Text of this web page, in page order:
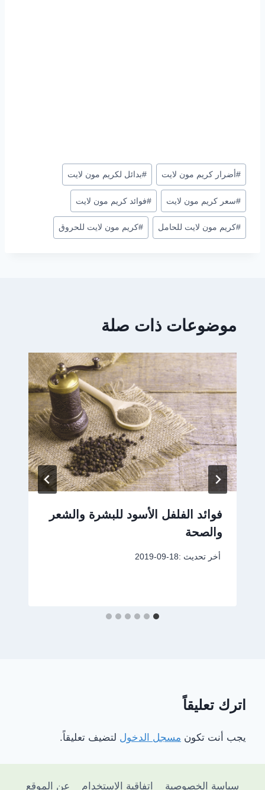
وسوم
المقال:
# أضرار كريم مون لايت #بدائل لكريم مون لايت
#سعر كريم مون لايت #فوائد كريم مون لايت
#كريم مون لايت للحامل #كريم مون لايت للحروق
موضوعات ذات صلة
فوائد الفلفل الأسود للبشرة والشعر
والصحة
أخر تحديث :2019-09-18
اترك تعليقاً
يجب أنت تكون مسجل الدخول لتضيف تعليقاً.
سياسة الخصوصية اتفاقية الاستخدام عن الموقع